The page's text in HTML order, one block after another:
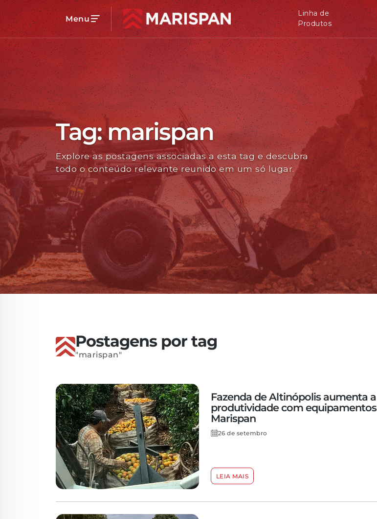
Menu
Linha de
Produtos
Voltar
Linha de Produtos
Carregadores Frontais
Acessórios
Distribuidores de Sólidos
Peças
Tag: marispan
Explore as postagens associadas a esta tag e descubra
todo o conteúdo relevante reunido em um só lugar.
Postagens por tag
"marispan"
Fazenda de Altinópolis aumenta a
produtividade com equipamentos
Marispan
26 de setembro
LEIA MAIS